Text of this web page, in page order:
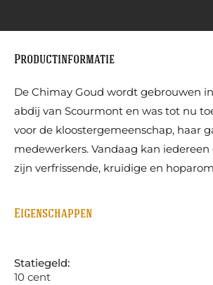
Productinformatie
De Chimay Goud wordt gebrouwen
abdij van Scourmont en was tot nu
voor de kloostergemeenschap, haar
medewerkers. Vandaag kan
zijn verfrissende, kruidige en
Eigenschappen
Statiegeld:
10 cent